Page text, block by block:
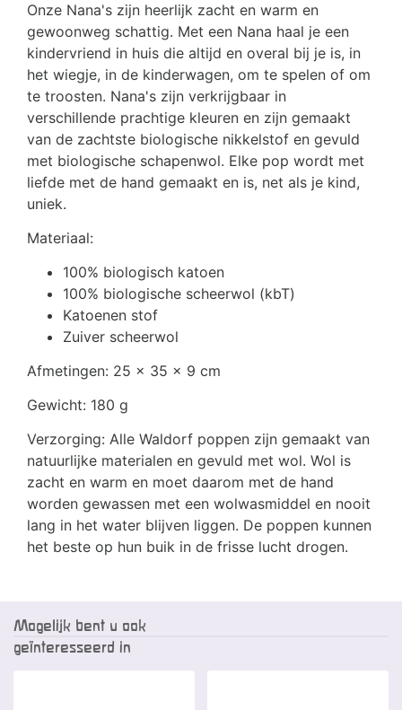
Onze Nana's zijn heerlijk zacht en warm en
gewoonweg schattig. Met een Nana haal je een
kindervriend in huis die altijd en overal bij je is, in
het wiegje, in de kinderwagen, om te spelen of om
te troosten. Nana's zijn verkrijgbaar in
verschillende prachtige kleuren en zijn gemaakt
van de zachtste biologische nikkelstof en gevuld
met biologische schapenwol. Elke pop wordt met
liefde met de hand gemaakt en is, net als je kind,
uniek.
Materiaal:
100% biologisch katoen
100% biologische scheerwol (kbT)
Katoenen stof
Zuiver scheerwol
Afmetingen: 25 x 35 x 9 cm
Gewicht: 180 g
Verzorging: Alle Waldorf poppen zijn gemaakt van
natuurlijke materialen en gevuld met wol. Wol is
zacht en warm en moet daarom met de hand
worden gewassen met een wolwasmiddel en nooit
lang in het water blijven liggen. De poppen kunnen
het beste op hun buik in de frisse lucht drogen.
Mogelijk bent u ook
geïnteresseerd in